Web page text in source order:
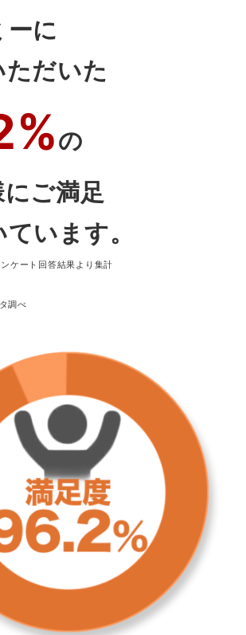
ーに
ただいた
の
ご満足
います。
ケート回答結果より集計
調べ